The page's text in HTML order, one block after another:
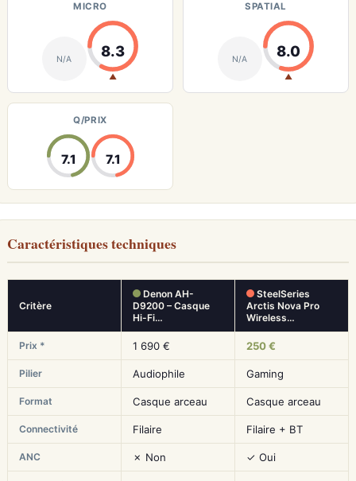
MICRO
N/A 8.3
▲
SPATIAL
N/A 8.0
▲
Q/PRIX
7.1 7.1
Caractéristiques techniques
Critère
Denon AH-
D9200 – Casque
Hi-Fi…
SteelSeries
Arctis Nova Pro
Wireless…
Prix * 1 690 € 250 €
Pilier Audiophile Gaming
Format Casque arceau Casque arceau
Connectivité Filaire Filaire + BT
ANC ✗ Non ✓ Oui